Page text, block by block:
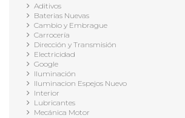
Aditivos
Baterias Nuevas
Cambio y Embrague
Carrocería
Dirección y Transmisión
Electricidad
Google
Iluminación
Iluminacion Espejos Nuevo
Interior
Lubricantes
Mecánica Motor